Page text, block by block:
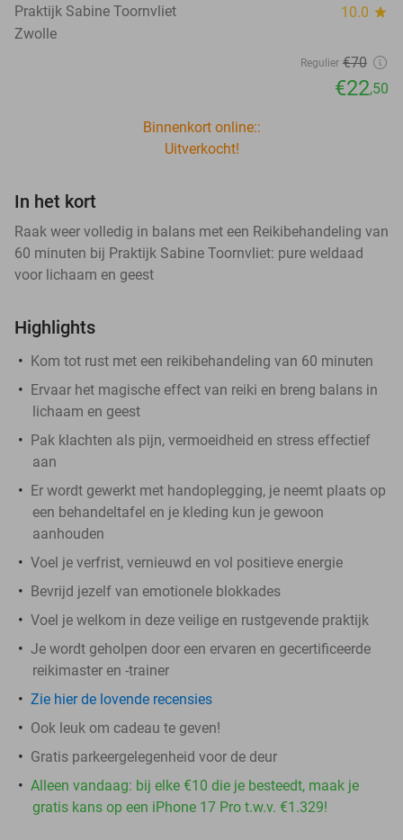
Praktijk Sabine Toornvliet 10.0 star
Zwolle
Regulier €70
€22,50
Binnenkort online::
Uitverkocht!
In het kort
Raak weer volledig in balans met een Reikibehandeling van
60 minuten bij Praktijk Sabine Toornvliet: pure weldaad
voor lichaam en geest
Highlights
Kom tot rust met een reikibehandeling van 60 minuten
Ervaar het magische effect van reiki en breng balans in
lichaam en geest
Pak klachten als pijn, vermoeidheid en stress effectief
aan
Er wordt gewerkt met handoplegging, je neemt plaats op
een behandeltafel en je kleding kun je gewoon
aanhouden
Voel je verfrist, vernieuwd en vol positieve energie
Bevrijd jezelf van emotionele blokkades
Voel je welkom in deze veilige en rustgevende praktijk
Je wordt geholpen door een ervaren en gecertificeerde
reikimaster en -trainer
Zie hier de lovende recensies
Ook leuk om cadeau te geven!
Gratis parkeergelegenheid voor de deur
Alleen vandaag: bij elke €10 die je besteedt, maak je
gratis kans op een iPhone 17 Pro t.w.v. €1.329!